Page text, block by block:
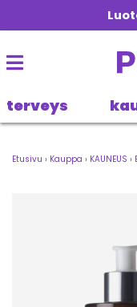
terveys
Etusivu › Kauppa › KAUNEUS ›